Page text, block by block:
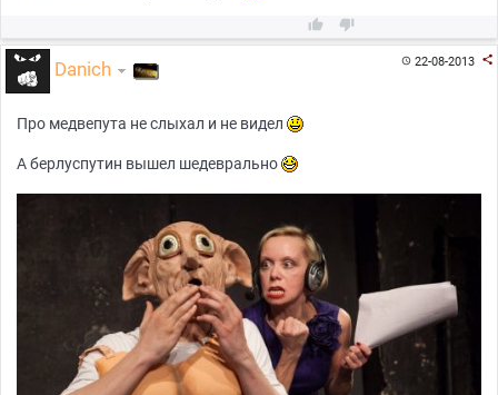
 
22-08-2013 
Danich
Про медвепута не слыхал и не видел
А берлуспутин вышел шедеврально